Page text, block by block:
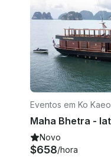
Eventos em Ko Kaeo
Novo
$658/hora